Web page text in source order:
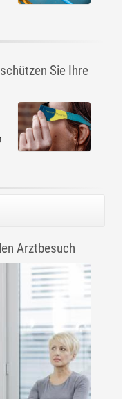
Sie Ihre
Arztbesuch